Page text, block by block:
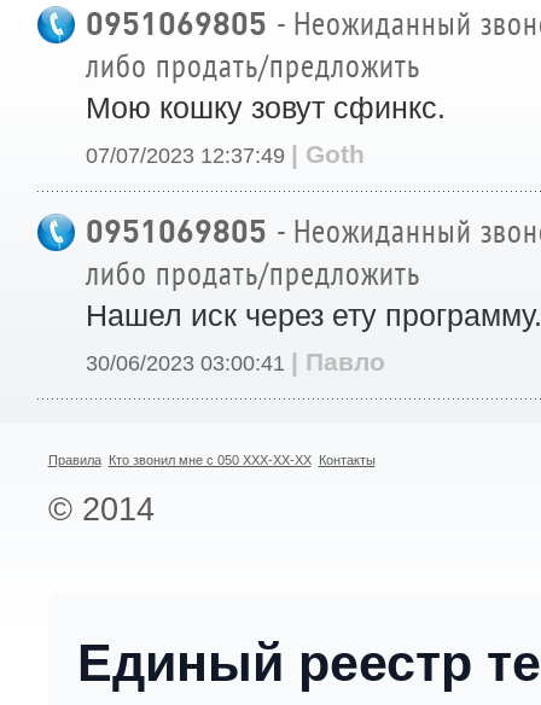
0951069805 - Неожиданный
либо продать/предложить
Мою кошку зовут сфинкс.
07/07/2023 12:37:49 | Goth
0951069805 - Неожиданный
либо продать/предложить
Нашел иск через ету программу.
30/06/2023 03:00:41 | Павло
Правила Кто звонил мне с 050 XXX-XX-XX Контакты
© 2014
Единый реестр